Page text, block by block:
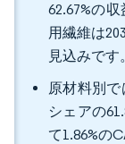
62.67%の
用繊維は
見込みです。
原材料別
シェアの
て1.86%の